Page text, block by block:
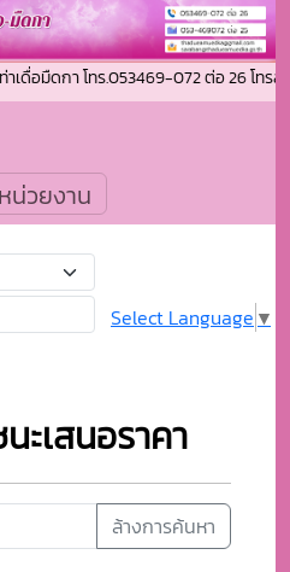
อมืดกา โทร.053469-072 ต่อ 26 โทรสา
น่วยงาน
Select Language ▼
ะเสนอราคา
ล้างการค้นหา